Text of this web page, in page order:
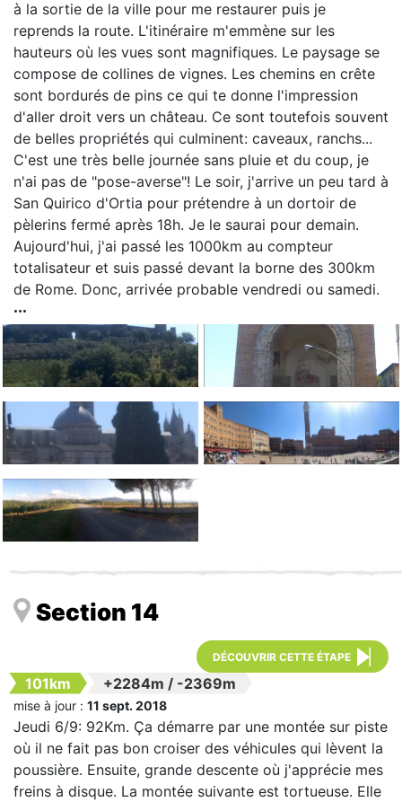
à la sortie de la ville pour me restaurer puis je
reprends la route. L'itinéraire m'emmène sur les
hauteurs où les vues sont magnifiques. Le paysage se
compose de collines de vignes. Les chemins en crête
sont bordurés de pins ce qui te donne l'impression
d'aller droit vers un château. Ce sont toutefois souvent
de belles propriétés qui culminent: caveaux, ranchs...
C'est une très belle journée sans pluie et du coup, je
n'ai pas de "pose-averse"! Le soir, j'arrive un peu tard à
San Quirico d'Ortia pour prétendre à un dortoir de
pèlerins fermé après 18h. Je le saurai pour demain.
Aujourd'hui, j'ai passé les 1000km au compteur
totalisateur et suis passé devant la borne des 300km
de Rome. Donc, arrivée probable vendredi ou samedi.
Section 14
DÉCOUVRIR CETTE ÉTAPE
101km +2284m / -2369m
mise à jour : 11 sept. 2018
Jeudi 6/9: 92Km. Ça démarre par une montée sur piste
où il ne fait pas bon croiser des véhicules qui lèvent la
poussière. Ensuite, grande descente où j'apprécie mes
freins à disque. La montée suivante est tortueuse. Elle